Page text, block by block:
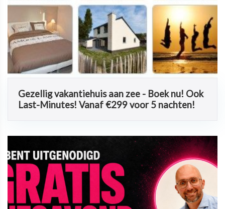
Gezellig vakantiehuis aan zee - Boek nu! Ook
Last-Minutes! Vanaf €299 voor 5 nachten!